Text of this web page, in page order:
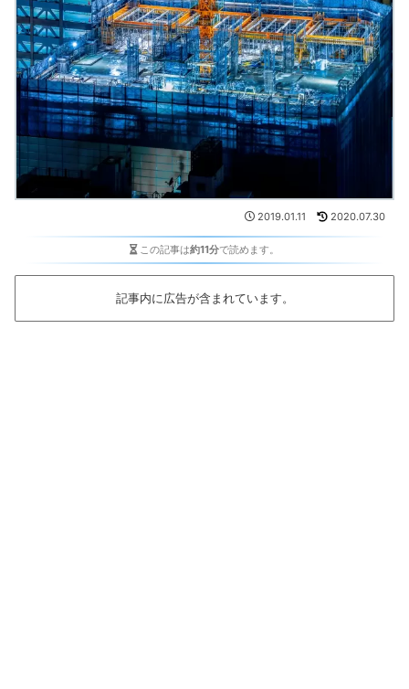
2019.01.11 2020.07.30
この記事は約11分で読めます。
記事内に広告が含まれています。